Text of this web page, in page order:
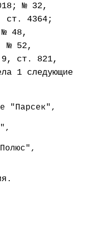
№ 32,
ст. 4364;
48,
№ 52,
ст. 821,
1 следующие
"Парсек",